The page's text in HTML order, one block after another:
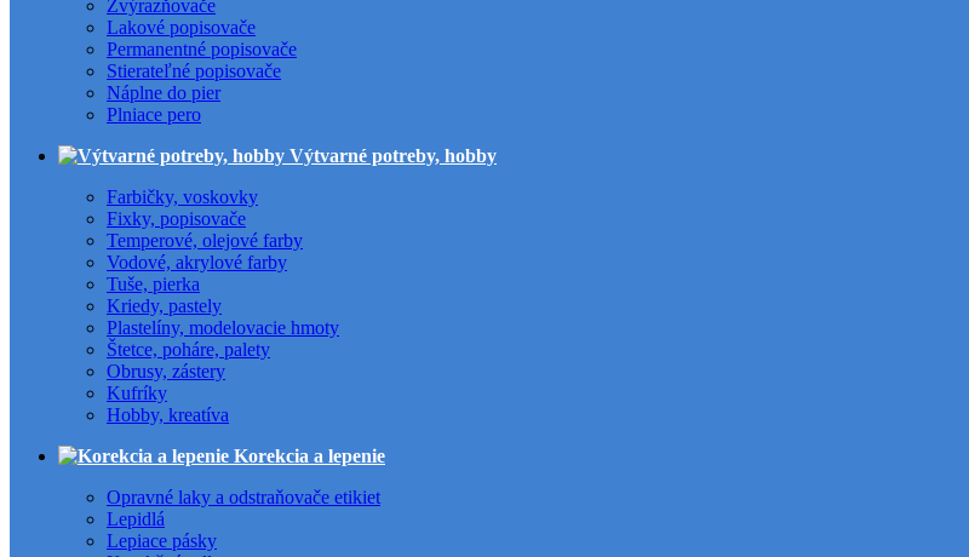
Zvýrazňovače
Lakové popisovače
Permanentné popisovače
Stierateľné popisovače
Náplne do pier
Plniace pero
Výtvarné potreby, hobby
Farbičky, voskovky
Fixky, popisovače
Temperové, olejové farby
Vodové, akrylové farby
Tuše, pierka
Kriedy, pastely
Plastelíny, modelovacie hmoty
Štetce, poháre, palety
Obrusy, zástery
Kufríky
Hobby, kreatíva
Korekcia a lepenie
Opravné laky a odstraňovače etikiet
Lepidlá
Lepiace pásky